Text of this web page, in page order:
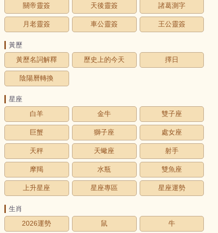
關帝靈簽 天後靈簽 諸葛測字
月老靈簽 車公靈簽 王公靈簽
黃歷
黃歷名詞解釋
歷史上的今天 擇日
陰陽曆轉換
星座
白羊
金牛 雙子座
巨蟹 獅子座 處女座
天秤 天蠍座 射手
摩羯 水瓶 雙魚座
上升星座 星座專區 星座運勢
生肖
2026運勢
鼠 牛